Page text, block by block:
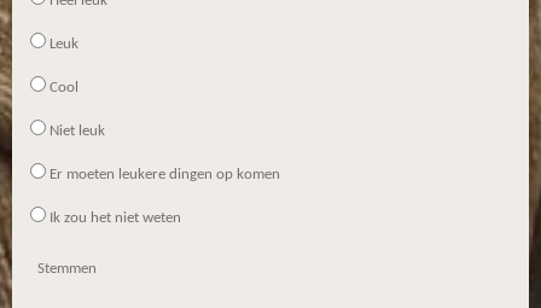
Leuk
Cool
Niet leuk
Er moeten leukere dingen op komen
Ik zou het niet weten
Stemmen